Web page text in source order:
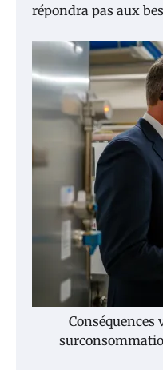
répondra pas aux